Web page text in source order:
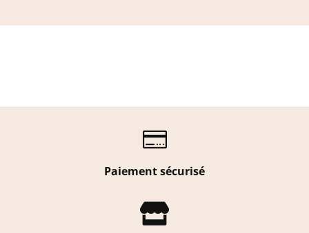

Paiement sécurisé
